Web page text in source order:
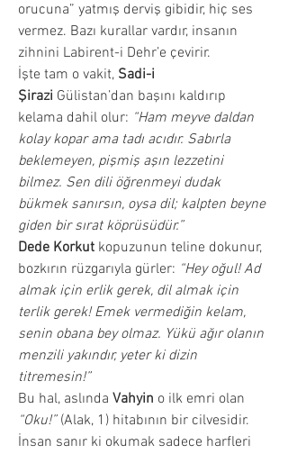
orucuna” yatmış derviş gibidir, hiç ses
vermez. Bazı kurallar vardır, insanın
zihnini Labirent-i Dehr’e çevirir.
İşte tam o vakit, Sadi-i
Şirazi Gülistan’dan başını kaldırıp
kelama dahil olur: “Ham meyve daldan
kolay kopar ama tadı acıdır. Sabırla
beklemeyen, pişmiş aşın lezzetini
bilmez. Sen dili öğrenmeyi dudak
bükmek sanırsın, oysa dil; kalpten beyne
giden bir sırat köprüsüdür.”
Dede Korkut kopuzunun teline dokunur,
bozkırın rüzgarıyla gürler: “Hey oğul! Ad
almak için erlik gerek, dil almak için
terlik gerek! Emek vermediğin kelam,
senin obana bey olmaz. Yükü ağır olanın
menzili yakındır, yeter ki dizin
titremesin!”
Bu hal, aslında Vahyin
“Oku!” (Alak, 1) hitabının bir cilvesidir.
İnsan sanır ki okumak sadece harfleri